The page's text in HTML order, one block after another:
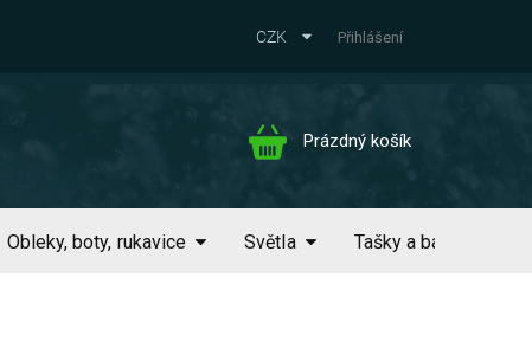
CZK Přihlášení
Nákupní
Prázdný košík
Obleky, boty, rukavice Světla Tašky a batohy